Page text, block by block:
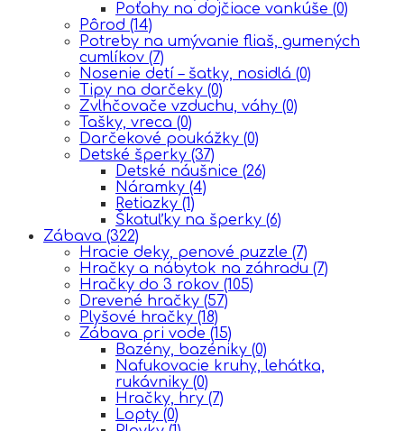
Poťahy na dojčiace vankúše (0)
Pôrod (14)
Potreby na umývanie fliaš, gumených
cumlíkov (7)
Nosenie detí – šatky, nosidlá (0)
Tipy na darčeky (0)
Zvlhčovače vzduchu, váhy (0)
Tašky, vreca (0)
Darčekové poukážky (0)
Detské šperky (37)
Detské náušnice (26)
Náramky (4)
Retiazky (1)
Škatuľky na šperky (6)
Zábava (322)
Hracie deky, penové puzzle (7)
Hračky a nábytok na záhradu (7)
Hračky do 3 rokov (105)
Drevené hračky (57)
Plyšové hračky (18)
Zábava pri vode (15)
Bazény, bazéniky (0)
Nafukovacie kruhy, lehátka,
rukávniky (0)
Hračky, hry (7)
Lopty (0)